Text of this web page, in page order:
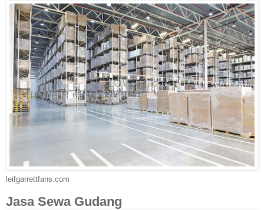
leifgarrettfans.com
Jasa Sewa Gudang